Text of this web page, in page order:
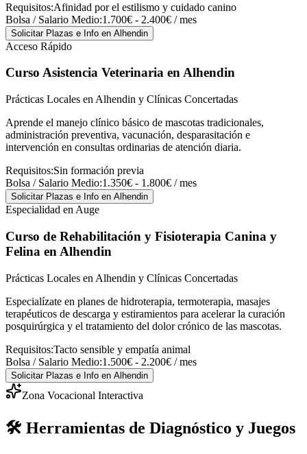
Requisitos:Afinidad por el estilismo y cuidado canino
Bolsa / Salario Medio:1.700€ - 2.400€ / mes
Solicitar Plazas e Info en Alhendin
Acceso Rápido
Curso Asistencia Veterinaria en Alhendin
Prácticas Locales en Alhendin y Clínicas Concertadas
Aprende el manejo clínico básico de mascotas tradicionales,
administración preventiva, vacunación, desparasitación e
intervención en consultas ordinarias de atención diaria.
Requisitos:Sin formación previa
Bolsa / Salario Medio:1.350€ - 1.800€ / mes
Solicitar Plazas e Info en Alhendin
Especialidad en Auge
Curso de Rehabilitación y Fisioterapia Canina y
Felina en Alhendin
Prácticas Locales en Alhendin y Clínicas Concertadas
Especialízate en planes de hidroterapia, termoterapia, masajes
terapéuticos de descarga y estiramientos para acelerar la curación
posquirúrgica y el tratamiento del dolor crónico de las mascotas.
Requisitos:Tacto sensible y empatía animal
Bolsa / Salario Medio:1.500€ - 2.200€ / mes
Solicitar Plazas e Info en Alhendin
Zona Vocacional Interactiva
🛠️ Herramientas de Diagnóstico y Juegos